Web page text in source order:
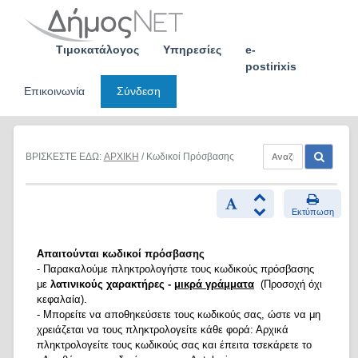
Τιμοκατάλογος Υπηρεσίες
e-
postirixis
Επικοινωνία
Σύνδεση
ΒΡΙΣΚΕΣΤΕ ΕΔΩ: ΑΡΧΙΚΗ / Κωδικοί Πρόσβασης
Εκτύπωση
Απαιτούνται κωδικοί πρόσβασης
- Παρακαλούμε πληκτρολογήστε τους κωδικούς πρόσβασης
με λατινικούς χαρακτήρες - μικρά γράμματα (Προσοχή όχι
κεφαλαία).
- Μπορείτε να αποθηκεύσετε τους κωδικούς σας, ώστε να μη
χρειάζεται να τους πληκτρολογείτε κάθε φορά: Αρχικά
πληκτρολογείτε τους κωδικούς σας και έπειτα τσεκάρετε το